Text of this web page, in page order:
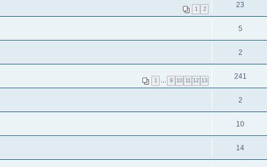
1 2 23
5
2
1 … 9 10 11 12 13 241
2
10
14